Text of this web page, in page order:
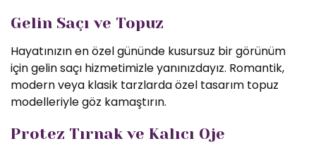
Gelin Saçı ve Topuz
Hayatınızın en özel gününde kusursuz bir görünüm
için gelin saçı hizmetimizle yanınızdayız. Romantik,
modern veya klasik tarzlarda özel tasarım topuz
modelleriyle göz kamaştırın.
Protez Tırnak ve Kalıcı Oje